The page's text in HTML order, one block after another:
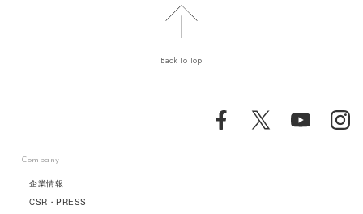
Back To Top
Company
企業情報
CSR・PRESS